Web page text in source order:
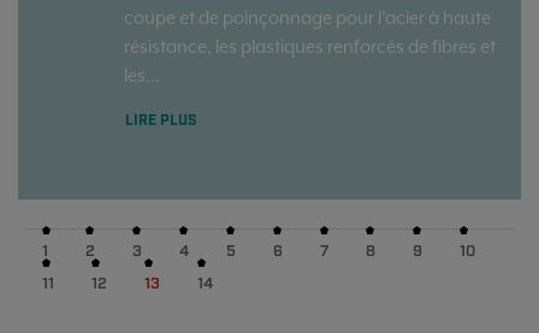
coupe et de poinçonnage pour l'acier à haute
résistance, les plastiques renforcés de fibres et
les...
LIRE PLUS
1 2 3 4 5 6 7 8 9
10
11
12 13 14